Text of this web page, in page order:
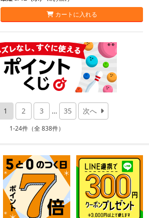
カートに入れる
1 2 3 … 35 次へ
1-24件（全 838件）